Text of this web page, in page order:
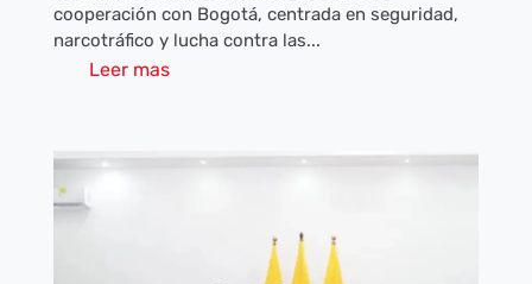
cooperación con Bogotá, centrada en seguridad,
narcotráfico y lucha contra las...
Leer mas